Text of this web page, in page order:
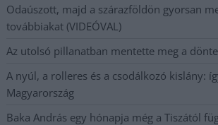
Odaúszott, majd a szárazföldön gyorsan
továbbiakat (VIDEÓVAL)
Az utolsó pillanatban mentette meg a
A nyúl, a rolleres és a csodálkozó kislány:
Magyarország
Baka András egy hónapja még a Tiszától